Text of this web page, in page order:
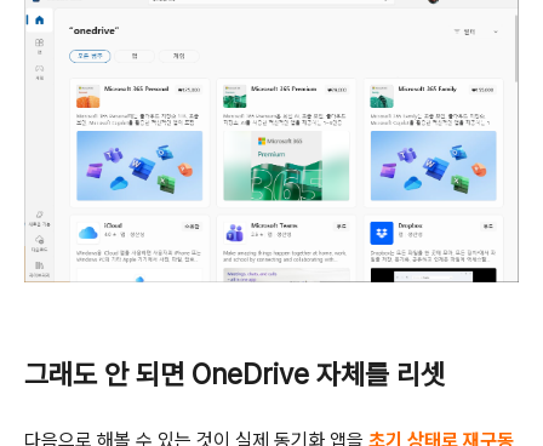
그래도 안 되면 OneDrive 자체를 리셋
다음으로 해볼 수 있는 것이 실제 동기화 앱을 초기 상태로 재구동